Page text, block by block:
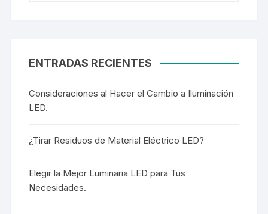
ENTRADAS RECIENTES
Consideraciones al Hacer el Cambio a Iluminación
LED.
¿Tirar Residuos de Material Eléctrico LED?
Elegir la Mejor Luminaria LED para Tus
Necesidades.